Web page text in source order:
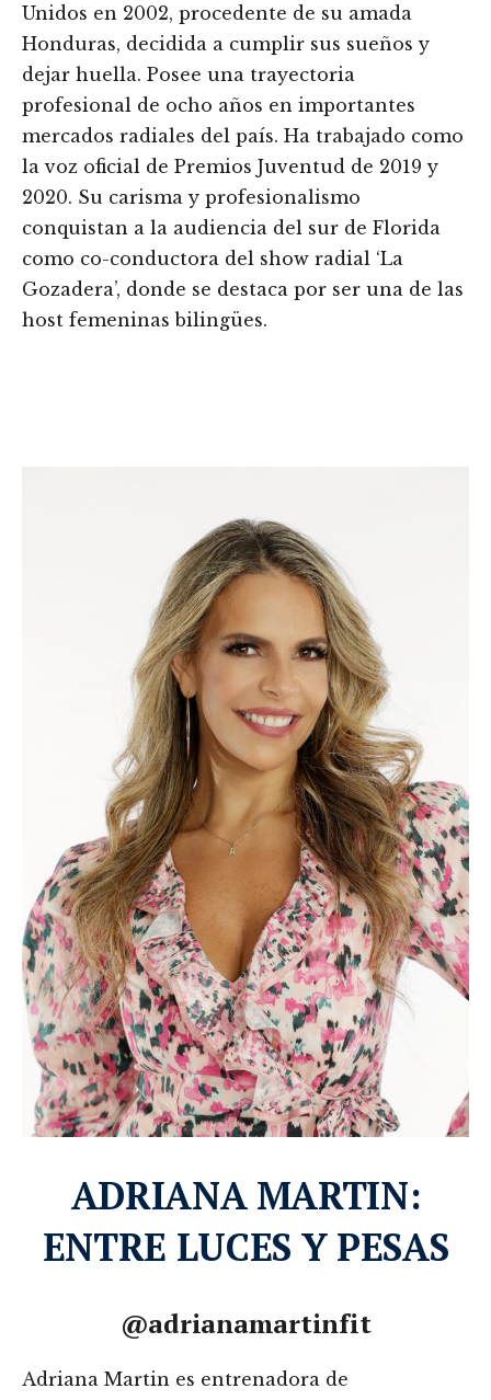
Unidos en 2002, procedente de su amada
Honduras, decidida a cumplir sus sueños y
dejar huella. Posee una trayectoria
profesional de ocho años en importantes
mercados radiales del país. Ha trabajado como
la voz oficial de Premios Juventud de 2019 y
2020. Su carisma y profesionalismo
conquistan a la audiencia del sur de Florida
como co-conductora del show radial ‘La
Gozadera’, donde se destaca por ser una de las
host femeninas bilingües.
ADRIANA MARTIN:
ENTRE LUCES Y PESAS
@adrianamartinfit
Adriana Martin es entrenadora de